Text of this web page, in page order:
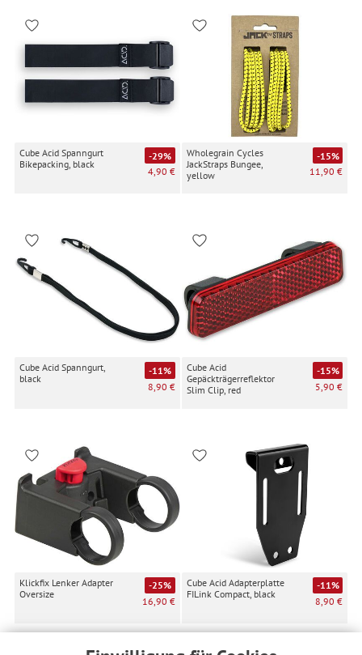
Cube Acid Spanngurt
Bikepacking, black
-29%
4,90 €
Wholegrain Cycles
JackStraps Bungee,
yellow
-15%
11,90 €
Cube Acid Spanngurt,
black
-11%
8,90 €
Cube Acid
Gepäckträgerreflektor
Slim Clip, red
-15%
5,90 €
Klickfix Lenker Adapter
Oversize
-25%
16,90 €
Cube Acid Adapterplatte
FILink Compact, black
-11%
8,90 €